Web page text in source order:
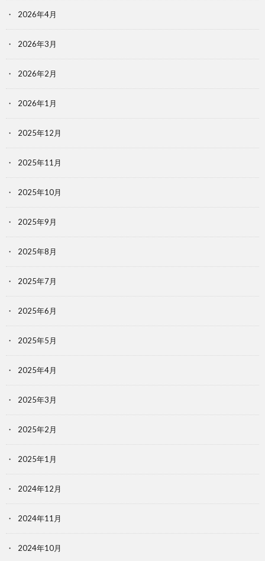
2026年4月
2026年3月
2026年2月
2026年1月
2025年12月
2025年11月
2025年10月
2025年9月
2025年8月
2025年7月
2025年6月
2025年5月
2025年4月
2025年3月
2025年2月
2025年1月
2024年12月
2024年11月
2024年10月